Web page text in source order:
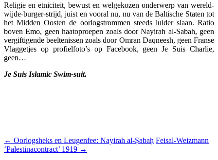
Religie en etniciteit, bewust en welgekozen onderwerp van wereld-
wijde-burger-strijd, juist en vooral nu, nu van de Baltische Staten tot
het Midden Oosten de oorlogstrommen steeds luider slaan. Ratio
boven Emo, geen haatoproepen zoals door Nayirah al-Sabah, geen
vergiftigende beeltenissen zoals door Omran Daqneesh, geen Franse
Vlaggetjes op profielfoto’s op Facebook, geen Je Suis Charlie,
geen…
Je Suis Islamic Swim-suit.
← Oorlogsheks en Leugenfee: Nayirah al-Ṣabaḥ Feisal-Weizmann
‘Palestinacontract’ 1919 →